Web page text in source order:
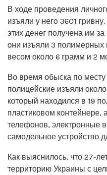
В ходе проведения
изъяли у него 3601
этих денег получена им
они изъяли 3 полимерных
весом около 6 грамм и 2
Во время обыска по
полицейские изъяли
который находился в 19
пластиковом контейнере,
телефонов, электронные
самодельное устройство
Как выяснилось, что 27-
территорию Украины с